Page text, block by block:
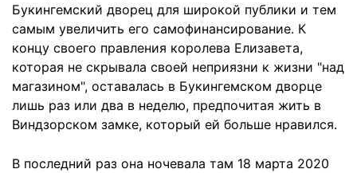
Букингемский дворец для широкой публики и тем
самым увеличить его самофинансирование. К
концу своего правления королева Елизавета,
которая не скрывала своей неприязни к жизни "над
магазином", оставалась в Букингемском дворце
лишь раз или два в неделю, предпочитая жить в
Виндзорском замке, который ей больше нравился.
В последний раз она ночевала там 18 марта 2020